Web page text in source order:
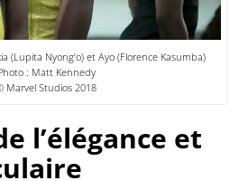
(Lupita Nyong’o) et Ayo (Florence Kasumba)
: Matt Kennedy
Marvel Studios 2018
l’élégance et